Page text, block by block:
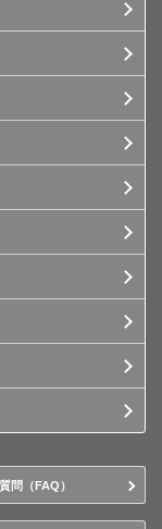
問（FAQ）